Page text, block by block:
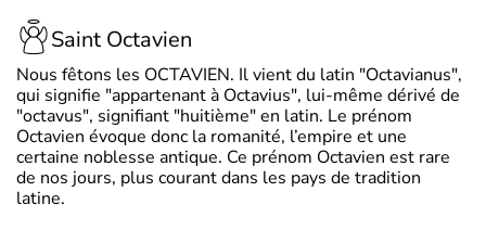
Saint Octavien
Nous fêtons les OCTAVIEN. Il vient du latin "Octavianus",
qui signifie "appartenant à Octavius", lui-même dérivé de
"octavus", signifiant "huitième" en latin. Le prénom
Octavien évoque donc la romanité, l’empire et une
certaine noblesse antique. Ce prénom Octavien est rare
de nos jours, plus courant dans les pays de tradition
latine.